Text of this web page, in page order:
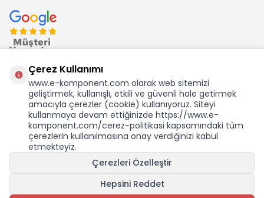
Ekom Elk. Elektronik San. ve Tic. A.Ş.'nin Tescilli Bir Markasıdır
Çerez Kullanımı
www.e-komponent.com olarak web sitemizi
geliştirmek, kullanışlı, etkili ve güvenli hale getirmek
amacıyla çerezler (cookie) kullanıyoruz. Siteyi
kullanmaya devam ettiğinizde https://www.e-
komponent.com/cerez-politikasi kapsamındaki tüm
çerezlerin kullanılmasına onay verdiğinizi kabul
etmekteyiz.
Çerezleri Özelleştir
Hepsini Reddet